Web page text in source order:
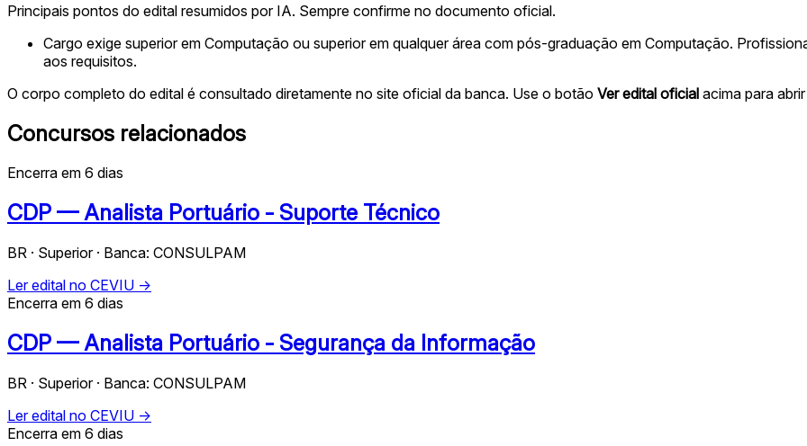
Principais pontos do edital resumidos por IA. Sempre confirme no documento oficial.
Cargo exige superior em Computação ou superior em qualquer área com pós-graduação em Computação.
aos requisitos.
O corpo completo do edital é consultado diretamente no site oficial da banca. Use o botão Ver edital oficial acima para
Concursos relacionados
Encerra em 6 dias
CDP — Analista Portuário - Suporte Técnico
BR · Superior · Banca: CONSULPAM
Ler edital no CEVIU →
Encerra em 6 dias
CDP — Analista Portuário - Segurança da Informação
BR · Superior · Banca: CONSULPAM
Ler edital no CEVIU →
Encerra em 6 dias